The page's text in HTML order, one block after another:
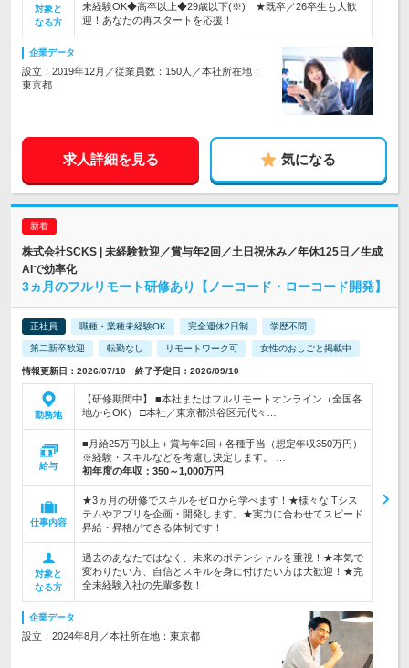
対象と
なる方
未経験OK◆高卒以上◆29歳以下(※) ★既卒／26卒生も大歓
迎！あなたの再スタートを応援！
企業データ
設立：2019年12月／従業員数：150人／本社所在地：
東京都
求人詳細を見る 気になる
株式会社SCKS | 未経験歓迎／賞与年2回／土日祝休み／年休125日／生成
AIで効率化
3ヵ月のフルリモート研修あり【ノーコード・ローコード開発】
正社員 職種・業種未経験OK 完全週休2日制 学歴不問
第二新卒歓迎 転勤なし リモートワーク可 女性のおしごと掲載中
情報更新日：2026/07/10 終了予定日：2026/09/10
勤務地
【研修期間中】 ■本社またはフルリモートオンライン（全国各
地からOK） □本社／東京都渋谷区元代々…
給与
■月給25万円以上＋賞与年2回＋各種手当（想定年収350万円）
※経験・スキルなどを考慮し決定します。 …
初年度の年収： 350～1,000万円
仕事内容
★3ヵ月の研修でスキルをゼロから学べます！★様々なITシス
テムやアプリを企画・開発します。★実力に合わせてスピード
昇給・昇格ができる体制です！
対象と
なる方
過去のあなたではなく、未来のポテンシャルを重視！★本気で
変わりたい方、自信とスキルを身に付けたい方は大歓迎！★完
全未経験入社の先輩多数！
企業データ
設立：2024年8月／本社所在地：東京都